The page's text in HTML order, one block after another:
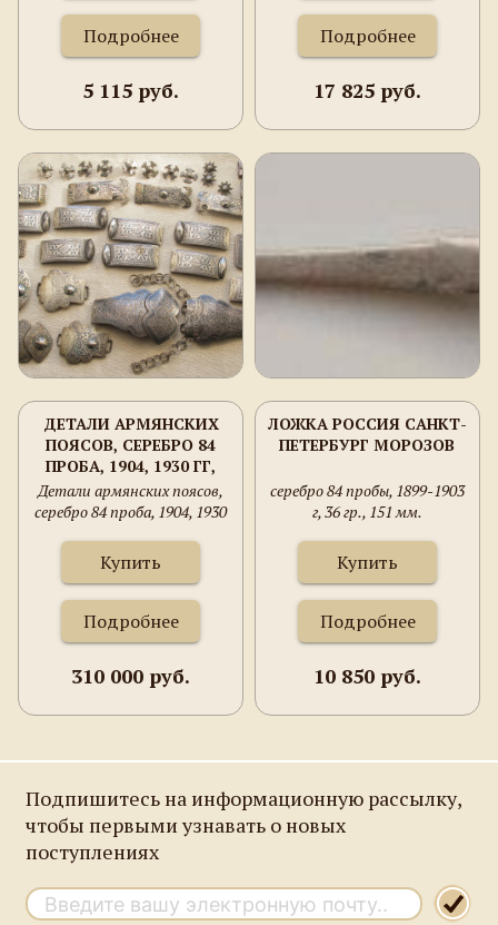
Подробнее
5 115 руб.
Подробнее
17 825 руб.
ДЕТАЛИ АРМЯНСКИХ
ПОЯСОВ, СЕРЕБРО 84
ПРОБА, 1904, 1930 ГГ,
1350 ГРАММ.
Детали армянских поясов,
серебро 84 проба, 1904, 1930
Купить
Подробнее
310 000 руб.
ЛОЖКА РОССИЯ САНКТ-
ПЕТЕРБУРГ МОРОЗОВ
серебро 84 пробы, 1899-1903
г, 36 гр., 151 мм.
Купить
Подробнее
10 850 руб.
Подпишитесь на информационную рассылку,
чтобы первыми узнавать о новых
поступлениях